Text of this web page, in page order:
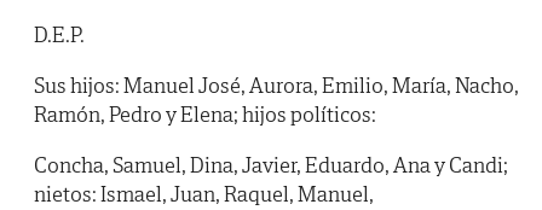
D.E.P.
Sus hijos: Manuel José, Aurora, Emilio, María, Nacho,
Ramón, Pedro y Elena; hijos políticos:
Concha, Samuel, Dina, Javier, Eduardo, Ana y Candi;
nietos: Ismael, Juan, Raquel, Manuel,